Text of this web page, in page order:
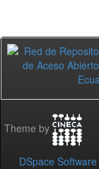
Theme by
DSpace Software